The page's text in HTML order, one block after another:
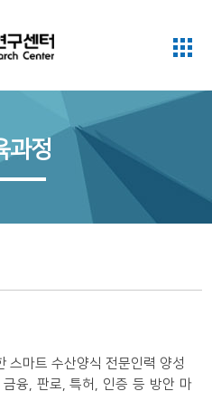
과정
스마트 수산양식 전문인력 양성
융, 판로, 특허, 인증 등 방안 마